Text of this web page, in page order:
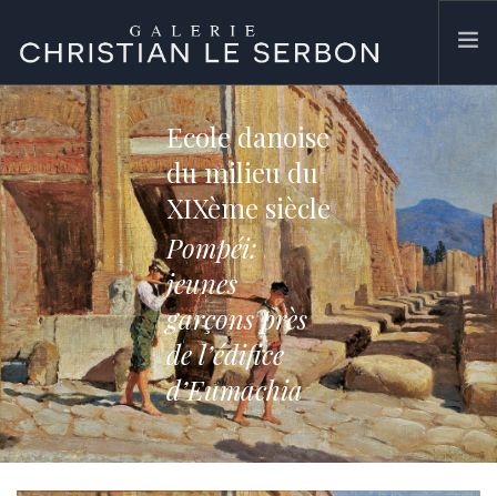
ACCUEIL
ŒUVRES
GALERIE
CONTACT
SEARCH SITE
Ecole danoise
du milieu du
XIXème siècle
Pompéi:
jeunes
garçons près
de l’édifice
d’Eumachia